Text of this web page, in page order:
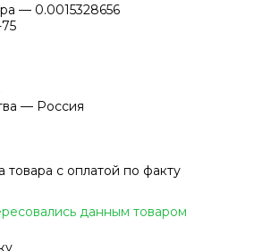
— 0.0015328656
— Россия
товара с оплатой по факту
данным товаром